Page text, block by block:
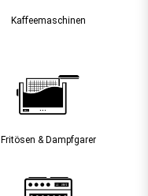
Kaffee­maschinen
Fritösen & Dampfgarer